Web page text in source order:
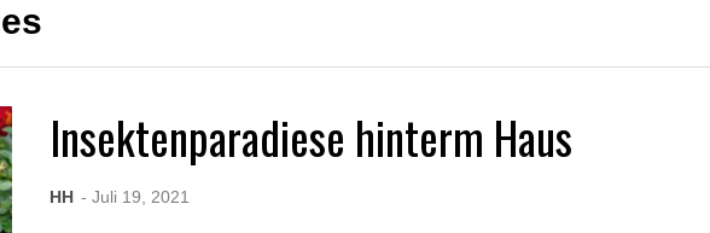
Insektenparadiese hinterm Haus
HH - Juli 19, 2021